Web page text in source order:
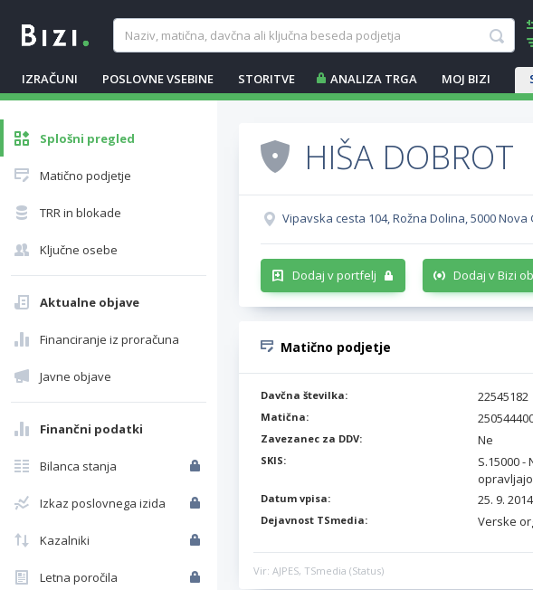
IZRAČUNI POSLOVNE VSEBINE STORITVE ANALIZA TRGA MOJ BIZI
Splošni pregled
Matično podjetje
TRR in blokade
Ključne osebe
Aktualne objave
Financiranje iz proračuna
Javne objave
Finančni podatki
Bilanca stanja
Izkaz poslovnega izida
Kazalniki
Letna poročila
HIŠA DOBROT
Vipavska cesta 104, Rožna Dolina, 5000 Nova
Dodaj v portfelj Dodaj v Bizi
Matično podjetje
Davčna številka: 22545182
Matična:
Zavezanec za DDV: Ne
SKIS:
S.15000
Datum vpisa: 25. 9. 2014
Dejavnost TSmedia: Verske
Vir: AJPES, TSmedia (Status)